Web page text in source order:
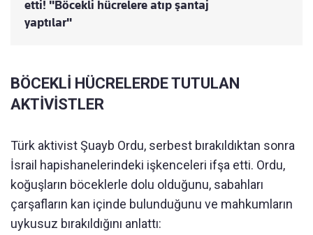
etti! "Böcekli hücrelere atıp şantaj
yaptılar"
BÖCEKLİ HÜCRELERDE TUTULAN
AKTİVİSTLER
Türk aktivist Şuayb Ordu, serbest bırakıldıktan sonra
İsrail hapishanelerindeki işkenceleri ifşa etti. Ordu,
koğuşların böceklerle dolu olduğunu, sabahları
çarşafların kan içinde bulunduğunu ve mahkumların
uykusuz bırakıldığını anlattı: